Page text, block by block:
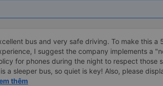
bus and very safe driving. To make this a
I suggest the company implements a
for phones during the night to respect those
a sleeper bus, so quiet is key! Also, please
Fi password clearly inside the cabin for
thêm